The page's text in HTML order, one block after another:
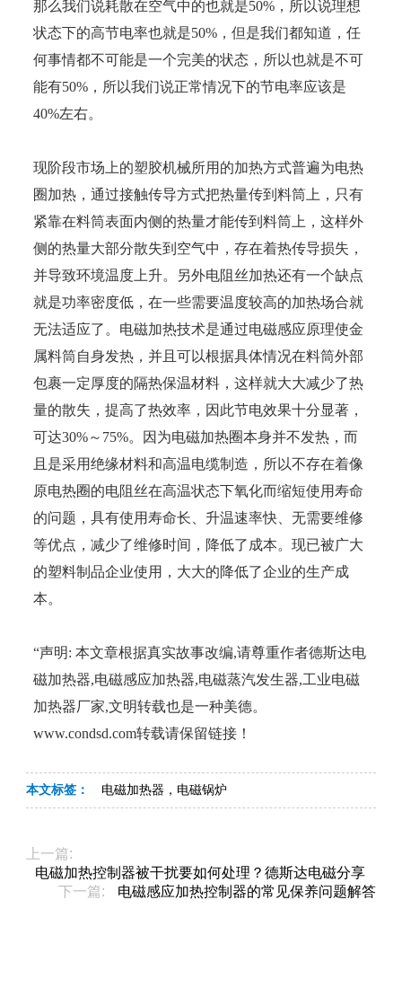
那么我们说耗散在空气中的也就是50%，所以说理想
状态下的高节电率也就是50%，但是我们都知道，任
何事情都不可能是一个完美的状态，所以也就是不可
能有50%，所以我们说正常情况下的节电率应该是
40%左右。
现阶段市场上的塑胶机械所用的加热方式普遍为电热
圈加热，通过接触传导方式把热量传到料筒上，只有
紧靠在料筒表面内侧的热量才能传到料筒上，这样外
侧的热量大部分散失到空气中，存在着热传导损失，
并导致环境温度上升。另外电阻丝加热还有一个缺点
就是功率密度低，在一些需要温度较高的加热场合就
无法适应了。电磁加热技术是通过电磁感应原理使金
属料筒自身发热，并且可以根据具体情况在料筒外部
包裹一定厚度的隔热保温材料，这样就大大减少了热
量的散失，提高了热效率，因此节电效果十分显著，
可达30%～75%。因为电磁加热圈本身并不发热，而
且是采用绝缘材料和高温电缆制造，所以不存在着像
原电热圈的电阻丝在高温状态下氧化而缩短使用寿命
的问题，具有使用寿命长、升温速率快、无需要维修
等优点，减少了维修时间，降低了成本。现已被广大
的塑料制品企业使用，大大的降低了企业的生产成
本。
“声明: 本文章根据真实故事改编,请尊重作者德斯达电
磁加热器,电磁感应加热器,电磁蒸汽发生器,工业电磁
加热器厂家,文明转载也是一种美德。
www.condsd.com转载请保留链接！
本文标签： 电磁加热器，电磁锅炉
上一篇:
电磁加热控制器被干扰要如何处理？德斯达电磁分享
下一篇:
电磁感应加热控制器的常见保养问题解答